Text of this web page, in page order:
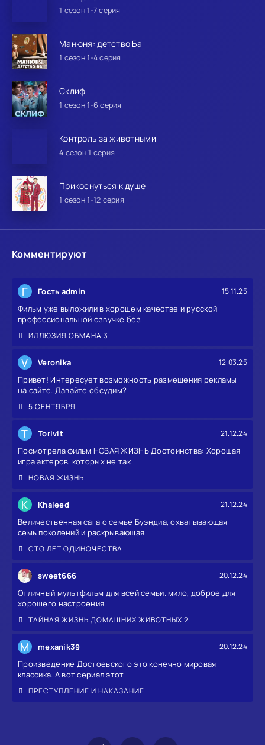
1 сезон 1-7 серия
Манюня: детство Ба
1 сезон 1-4 серия
Склиф
1 сезон 1-6 серия
Контроль за животными
4 сезон 1 серия
Прикоснуться к душе
1 сезон 1-12 серия
Комментируют
Г Гость admin 15.11.25
Фильм уже выложили в хорошем качестве и русской
профессиональной озвучке без
ИЛЛЮЗИЯ ОБМАНА 3
V Veronika 12.03.25
Привет! Интересует возможность размещения рекламы
на сайте. Давайте обсудим?
5 СЕНТЯБРЯ
T Torivit 21.12.24
Посмотрела фильм НОВАЯ ЖИЗНЬ Достоинства: Хорошая
игра актеров, которых не так
НОВАЯ ЖИЗНЬ
K Khaleed 21.12.24
Величественная сага о семье Буэндиа, охватывающая
семь поколений и раскрывающая
СТО ЛЕТ ОДИНОЧЕСТВА
sweet666 20.12.24
Отличный мультфильм для всей семьи. мило, доброе для
хорошего настроения.
ТАЙНАЯ ЖИЗНЬ ДОМАШНИХ ЖИВОТНЫХ 2
M mexanik39 20.12.24
Произведение Достоевского это конечно мировая
классика. А вот сериал этот
ПРЕСТУПЛЕНИЕ И НАКАЗАНИЕ